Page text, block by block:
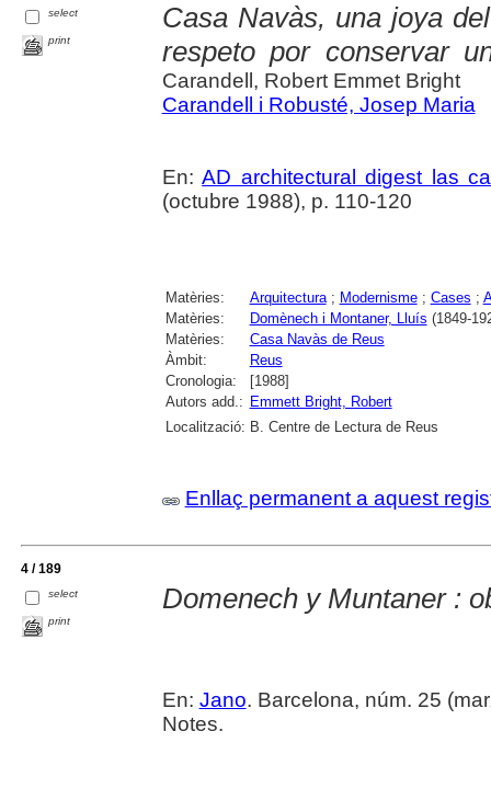
select
print
Casa Navàs, una joya
respeto por conservar
Carandell, Robert Emmet Bright
Carandell i Robusté, Josep Maria
En:AD architectural digest las
(octubre 1988), p. 110-120
Matèries: Arquitectura; Modernisme; Cases ;
Matèries:
Domènech i Montaner, Lluís (1849-
Matèries:
Casa Navàs de Reus
Àmbit:
Reus
Cronologia:
[1988]
Autors add.: Emmett Bright, Robert
Localització: B. Centre de Lectura de Reus
Enllaç permanent a aquest
4 / 189
select
print
Domenech y Muntaner :
En: Jano. Barcelona, núm. 25
Notes.